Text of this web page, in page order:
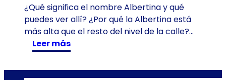
a
:
u
n
m
a
¿Qué significa el nombre Albertina y qué
puedes ver allí? ¿Por qué la Albertina está
más alta que el resto del nivel de la calle?…
Leer más:
L
a